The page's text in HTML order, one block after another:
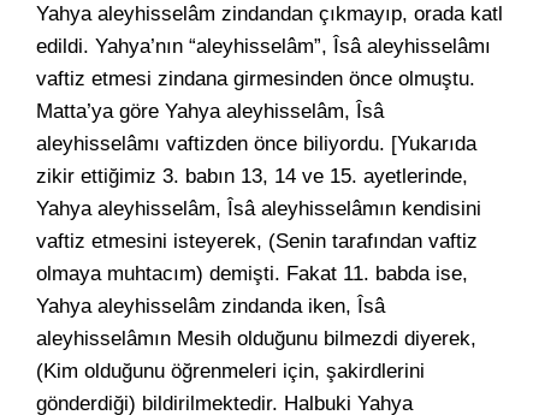
Yahya aleyhisselâm zindandan çıkmayıp, orada katl
edildi. Yahya’nın “aleyhisselâm”, Îsâ aleyhisselâmı
vaftiz etmesi zindana girmesinden önce olmuştu.
Matta’ya göre Yahya aleyhisselâm, Îsâ
aleyhisselâmı vaftizden önce biliyordu. [Yukarıda
zikir ettiğimiz 3. babın 13, 14 ve 15. ayetlerinde,
Yahya aleyhisselâm, Îsâ aleyhisselâmın kendisini
vaftiz etmesini isteyerek, (Senin tarafından vaftiz
olmaya muhtacım) demişti. Fakat 11. babda ise,
Yahya aleyhisselâm zindanda iken, Îsâ
aleyhisselâmın Mesih olduğunu bilmezdi diyerek,
(Kim olduğunu öğrenmeleri için, şakirdlerini
gönderdiği) bildirilmektedir. Halbuki Yahya